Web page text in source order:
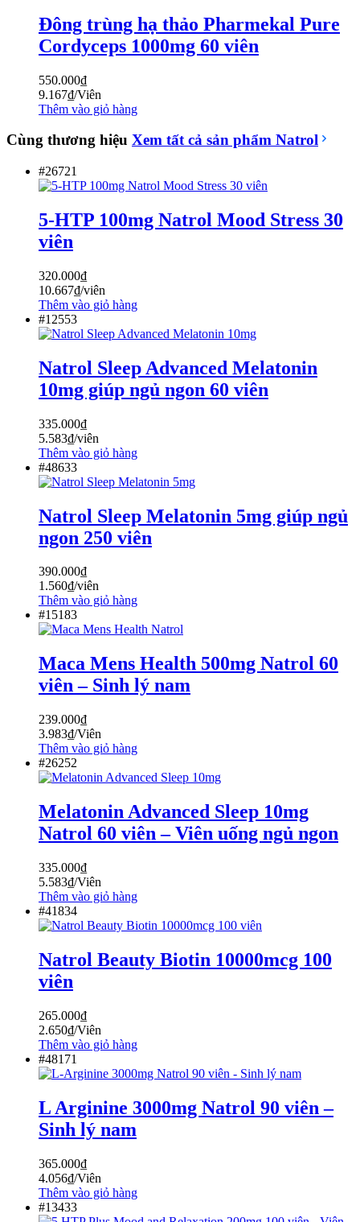
Đông trùng hạ thảo Pharmekal Pure
Cordyceps 1000mg 60 viên
550.000₫
9.167₫/Viên
Thêm vào giỏ hàng
Cùng thương hiệu Xem tất cả sản phẩm Natrol
#26721
5-HTP 100mg Natrol Mood Stress 30
viên
320.000₫
10.667₫/viên
Thêm vào giỏ hàng
#12553
Natrol Sleep Advanced Melatonin
10mg giúp ngủ ngon 60 viên
335.000₫
5.583₫/viên
Thêm vào giỏ hàng
#48633
Natrol Sleep Melatonin 5mg giúp ngủ
ngon 250 viên
390.000₫
1.560₫/viên
Thêm vào giỏ hàng
#15183
Maca Mens Health 500mg Natrol 60
viên – Sinh lý nam
239.000₫
3.983₫/Viên
Thêm vào giỏ hàng
#26252
Melatonin Advanced Sleep 10mg
Natrol 60 viên – Viên uống ngủ ngon
335.000₫
5.583₫/Viên
Thêm vào giỏ hàng
#41834
Natrol Beauty Biotin 10000mcg 100
viên
265.000₫
2.650₫/Viên
Thêm vào giỏ hàng
#48171
L Arginine 3000mg Natrol 90 viên –
Sinh lý nam
365.000₫
4.056₫/Viên
Thêm vào giỏ hàng
#13433